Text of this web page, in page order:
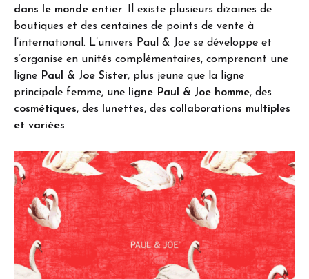
dans le monde entier. Il existe plusieurs dizaines de
boutiques et des centaines de points de vente à
l’international. L’univers Paul & Joe se développe et
s’organise en unités complémentaires, comprenant une
ligne Paul & Joe Sister, plus jeune que la ligne
principale femme, une ligne Paul & Joe homme, des
cosmétiques, des lunettes, des collaborations multiples
et variées.